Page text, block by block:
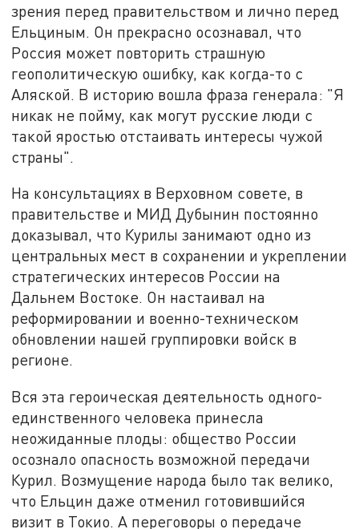
зрения перед правительством и лично перед
Ельциным. Он прекрасно осознавал, что
Россия может повторить страшную
геополитическую ошибку, как когда-то с
Аляской. В историю вошла фраза генерала: "Я
никак не пойму, как могут русские люди с
такой яростью отстаивать интересы чужой
страны".
На консультациях в Верховном совете, в
правительстве и МИД Дубынин постоянно
доказывал, что Курилы занимают одно из
центральных мест в сохранении и укреплении
стратегических интересов России на
Дальнем Востоке. Он настаивал на
реформировании и военно-техническом
обновлении нашей группировки войск в
регионе.
Вся эта героическая деятельность одного-
единственного человека принесла
неожиданные плоды: общество России
осознало опасность возможной передачи
Курил. Возмущение народа было так велико,
что Ельцин даже отменил готовившийся
визит в Токио. А переговоры о передаче